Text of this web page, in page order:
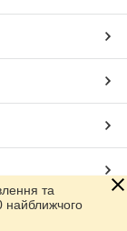
та
найближчого